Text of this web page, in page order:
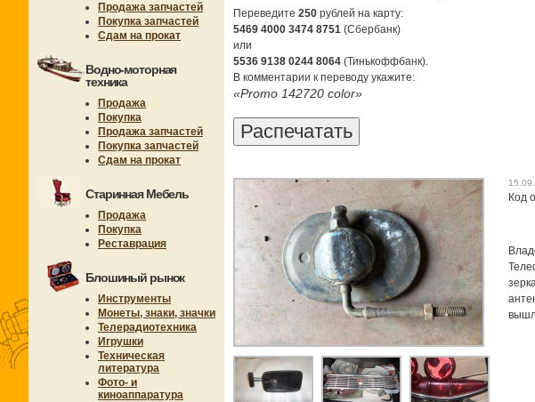
Продажа запчастей
Покупка запчастей
Сдам на прокат
Водно-моторная
техника
Продажа
Покупка
Продажа запчастей
Покупка запчастей
Сдам на прокат
Старинная Мебель
Продажа
Покупка
Реставрация
Блошиный рынок
Инструменты
Монеты, знаки, значки
Телерадиотехника
Игрушки
Техническая
литература
Фото- и
киноаппаратура
Переведите 250 рублей на карту:
5469 4000 3474 8751 (Сбербанк)
или
5536 9138 0244 8064 (Тинькоффбанк).
В комментарии к переводу укажите:
«Promo 142720 color»
Код